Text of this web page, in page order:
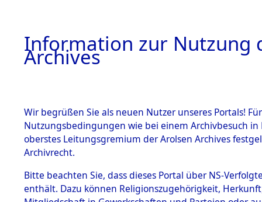
BESTÄNDE
Information zur Nutzung
Archives
Wir begrüßen Sie als neuen Nutzer unseres Portals!
Nutzungsbedingungen wie bei einem Archivbesuch
oberstes Leitungsgremium der Arolsen Archives
Archivrecht.
Bitte beachten Sie, dass dieses Portal über NS-
enthält. Dazu können Religionszugehörigkeit,